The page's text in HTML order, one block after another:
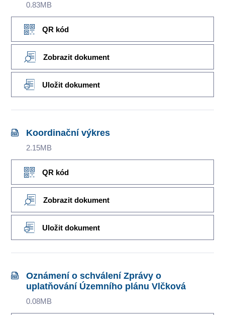
0.83MB
QR kód
Zobrazit dokument
Uložit dokument
Koordinační výkres
2.15MB
QR kód
Zobrazit dokument
Uložit dokument
Oznámení o schválení Zprávy o
uplatňování Územního plánu Vlčková
0.08MB